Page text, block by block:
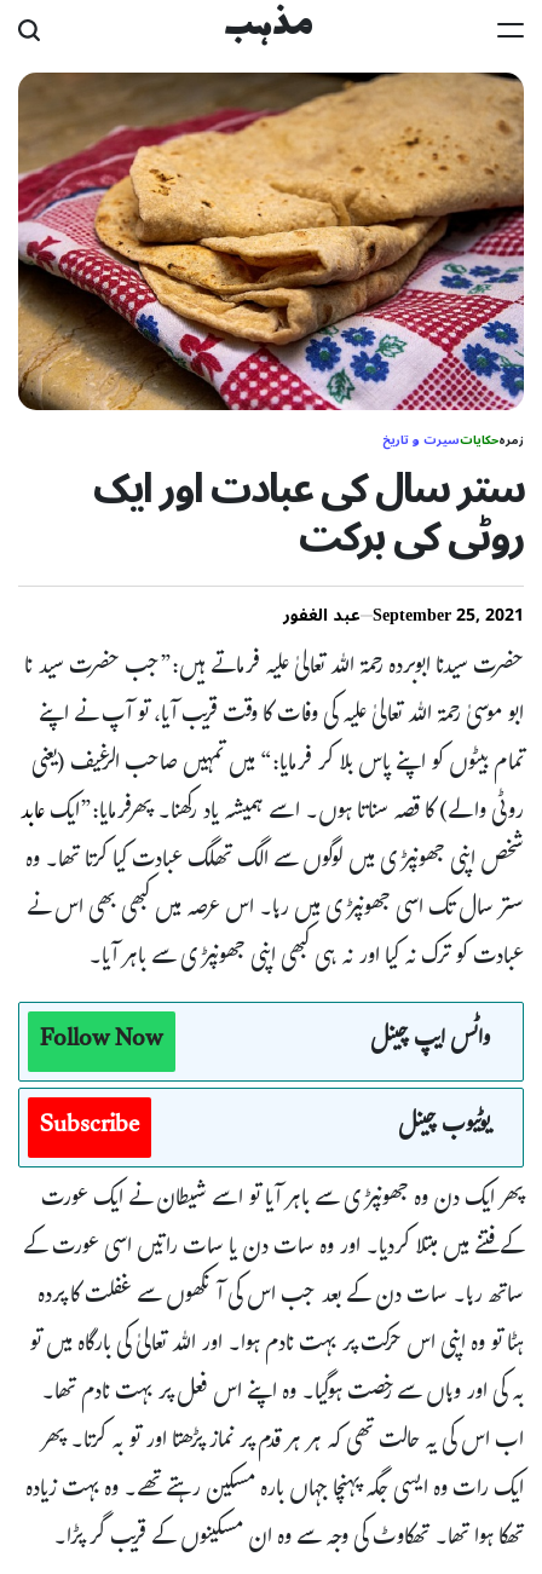
Skip
to
content
مذہب
زمرہحکایاتسیرت و تاریخ
ستر سال کی عبادت اور ایک
روٹی کی برکت
September 25, 2021 عبد الغفور
حضرت سیدنا ابوبردہ رحمۃ اللہ تعالیٰ علیہ فرماتے ہیں:”جب حضرت سید نا
ابو موسیٰ رحمۃ اللہ تعالیٰ علیہ کی وفات کا وقت قریب آیا، تو آپ نے اپنے
تمام بیٹوں کو اپنے پاس بلا کر فرمایا:“ میں تمہیں صاحب الرغیف (یعنی
روٹی والے) کا قصہ سناتا ہوں۔ اسے ہمیشہ یاد رکھنا۔ پھرفرمایا:”ایکعابد
شخص اپنی جھونپڑی میں لوگوں سے الگ تھلگ عبادت کیا کرتا تھا۔ وہ
ستر سال تک اسی جھونپڑی میں رہا۔ اس عرصہ میں کبھی بھی اس نے
عبادت کو ترک نہ کیا اور نہ ہی کبھی اپنی جھونپڑی سے باہر آیا۔
واٹس ایپ چینل
Follow Now
یوٹیوب چینل
Subscribe
پھر ایک دن وہ جھونپڑی سے باہر آیا تو اسے شیطان نے ایک عورت
کے فتنے میں مبتلا کردیا۔ اور وہ سات دن یا سات راتیں اسی عورت کے
ساتھ رہا۔ سات دن کے بعد جب اس کی آنکھوں سے غفلت کا پردہ
ہٹا تو وہ اپنی اس حرکت پر بہت نادم ہوا۔ اور اللہ تعالیٰ کی بارگاہ میں تو
بہ کی اور وہاں سے رخصت ہوگیا۔ وہ اپنے اس فعل پر بہت نادم تھا۔
اب اس کی یہ حالت تھی کہ ہر ہر قدم پر نماز پڑھتا اور تو بہ کرتا۔ پھر
ایک رات وہ ایسی جگہ پہنچا جہاں بارہ مسکین رہتے تھے۔ وہ بہت زیادہ
تھکا ہوا تھا۔ تھکاوٹ کی وجہ سے وہ ان مسکینوں کے قریب گر پڑا۔